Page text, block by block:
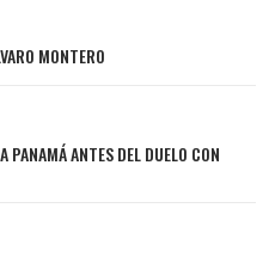
MONTERO
PANAMÁ ANTES DEL DUELO CON